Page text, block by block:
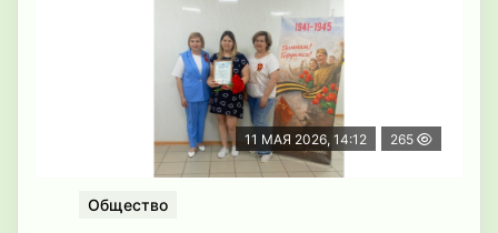
11 МАЯ 2026, 14:12 265
Общество